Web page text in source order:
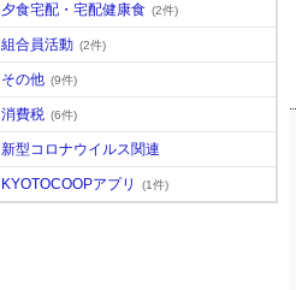
夕食宅配・宅配健康食 (2件)
組合員活動 (2件)
その他 (9件)
消費税 (6件)
新型コロナウイルス関連
KYOTOCOOPアプリ (1件)